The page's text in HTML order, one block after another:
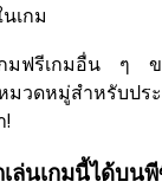
เกม
กมฟรีเกมอื่น ๆ
วดหมู่สำหรับปร
ล่นเกมนี้ได้บน